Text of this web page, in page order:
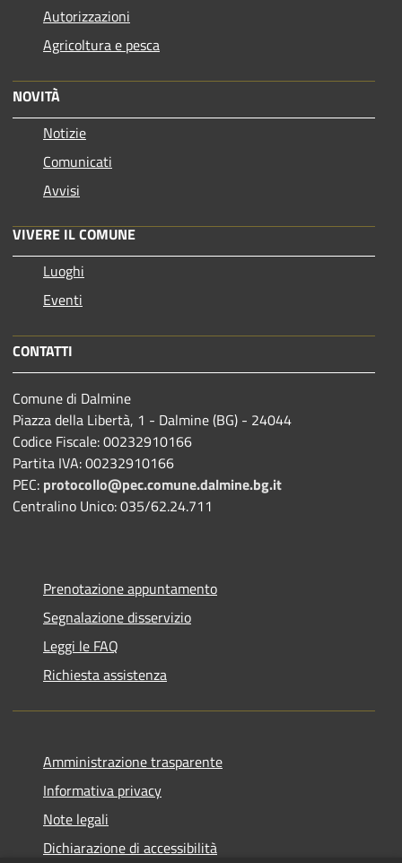
Autorizzazioni
Agricoltura e pesca
NOVITÀ
Notizie
Comunicati
Avvisi
VIVERE IL COMUNE
Luoghi
Eventi
CONTATTI
Comune di Dalmine
Piazza della Libertà, 1 - Dalmine (BG) - 24044
Codice Fiscale: 00232910166
Partita IVA: 00232910166
PEC: protocollo@pec.comune.dalmine.bg.it
Centralino Unico: 035/62.24.711
Prenotazione appuntamento
Segnalazione disservizio
Leggi le FAQ
Richiesta assistenza
Amministrazione trasparente
Informativa privacy
Note legali
Dichiarazione di accessibilità